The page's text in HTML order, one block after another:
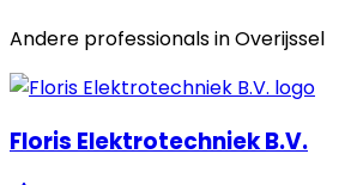
Andere professionals inOverijssel
Floris Elektrotechniek B.V.